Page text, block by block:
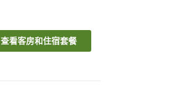
查看客房和住宿套餐